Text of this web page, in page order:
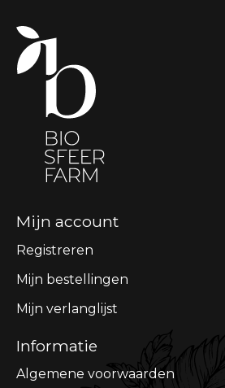
Mijn account
Registreren
Mijn bestellingen
Mijn verlanglijst
Informatie
Algemene voorwaarden